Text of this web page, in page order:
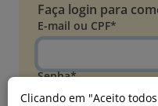
Clicando em "Aceito
Faça login para
E-mail ou CPF*
Senha*